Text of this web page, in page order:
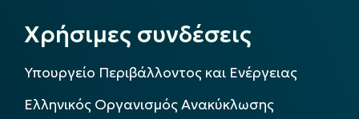
Χρήσιμες συνδέσεις
Υπουργείο Περιβάλλοντος και Ενέργειας
Ελληνικός Οργανισμός Ανακύκλωσης